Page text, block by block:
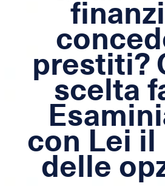
prestiti?
scelta
con Lei il
delle
Ipoteca
Credito per
Carta di credito
Zek